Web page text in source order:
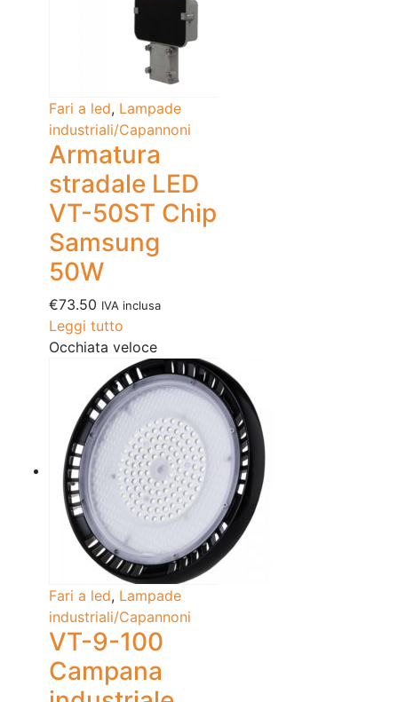
Fari a led, Lampade
industriali/Capannoni
Armatura
stradale LED
VT-50ST Chip
Samsung
50W
€73.50 IVA inclusa
Leggi tutto
Occhiata veloce
Fari a led, Lampade
industriali/Capannoni
VT-9-100
Campana